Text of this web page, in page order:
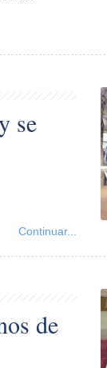
se
Continuar...
de